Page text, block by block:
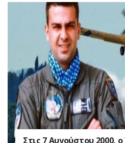
Στις 7 Αυγούστου 2000,